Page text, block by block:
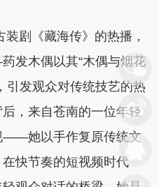
剧《藏海传》的热播，
发木偶以其“木偶与烟花
引发观众对传统技艺的热
，来自苍南的一位年轻
——她以手作复原传统文
快节奏的短视频时代